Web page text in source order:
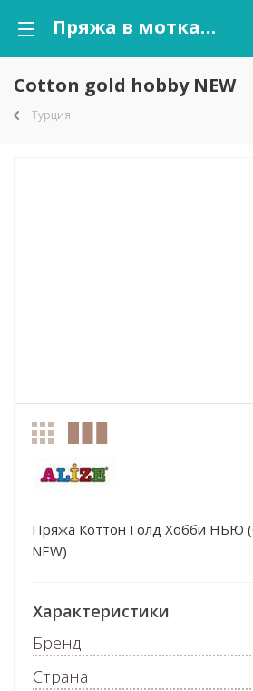
Пряжа в мотках Cotton gold hobby NEW оптом от kutnor.ru
Cotton gold hobby NEW
Турция
Пряжа Коттон Голд Хобби НЬЮ
NEW)
Характеристики
Бренд
Страна